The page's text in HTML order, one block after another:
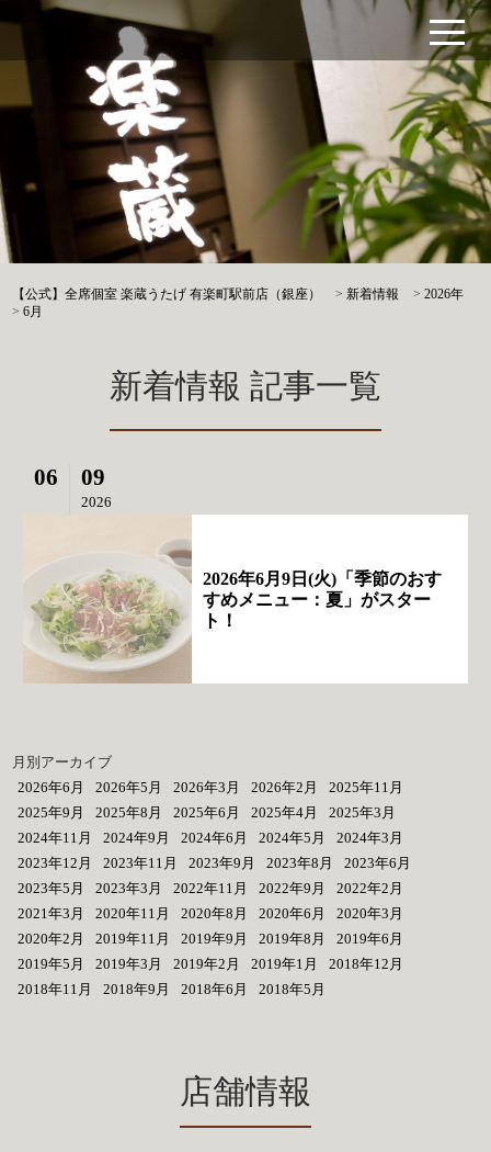
【公式】全席個室 楽蔵うたげ 有楽町駅前店（銀座） >新着情報 >2026年
>6月
新着情報 記事一覧
06 09
2026
2026年6月9日(火)「季節のおす
すめメニュー：夏」がスター
ト！
月別アーカイブ
2026年6月
2026年5月 2026年3月 2026年2月
2025年11月
2025年9月
2025年8月 2025年6月 2025年4月
2025年3月
2024年11月
2024年9月 2024年6月 2024年5月
2024年3月
2023年12月
2023年11月 2023年9月 2023年8月
2023年6月
2023年5月
2023年3月 2022年11月 2022年9月
2022年2月
2021年3月
2020年11月 2020年8月 2020年6月
2020年3月
2020年2月
2019年11月 2019年9月 2019年8月
2019年6月
2019年5月
2019年3月 2019年2月 2019年1月
2018年12月
2018年11月
2018年9月 2018年6月 2018年5月
店舗情報